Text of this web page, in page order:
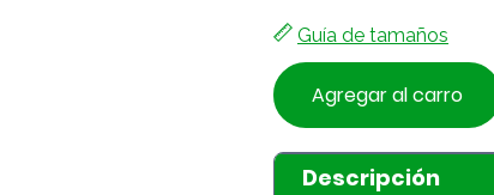
Guía de tamaños
Agregar al carro
Descripción